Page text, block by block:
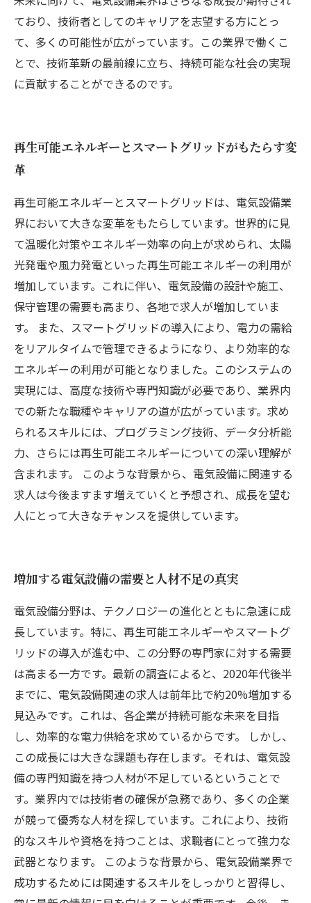
ており、技術者としてのキャリアを志望する方にとっ
て、多くの可能性が広がっています。この業界で働くこ
とで、技術革新の最前線に立ち、持続可能な社会の実現
に貢献することができるのです。
再生可能エネルギーとスマートグリッドがもたらす変
革
再生可能エネルギーとスマートグリッドは、電気設備業
界において大きな変革をもたらしています。世界的に見
て温暖化対策やエネルギー効率の向上が求められ、太陽
光発電や風力発電といった再生可能エネルギーの利用が
増加しています。これに伴い、電気設備の設計や施工、
保守管理の需要も高まり、各地で求人が増加していま
す。 また、スマートグリッドの導入により、電力の需給
をリアルタイムで管理できるようになり、より効率的な
エネルギーの利用が可能となりました。このシステムの
実現には、高度な技術や専門知識が必要であり、業界内
での新たな職種やキャリアの道が広がっています。求め
られるスキルには、プログラミング技術、データ分析能
力、さらには再生可能エネルギーについての深い理解が
含まれます。 このような背景から、電気設備に関連する
求人は今後ますます増えていくと予想され、成長を望む
人にとって大きなチャンスを提供しています。
増加する電気設備の需要と人材不足の真実
電気設備分野は、テクノロジーの進化とともに急速に成
長しています。特に、再生可能エネルギーやスマートグ
リッドの導入が進む中、この分野の専門家に対する需要
は高まる一方です。最新の調査によると、2020年代後半
までに、電気設備関連の求人は前年比で約20%増加する
見込みです。これは、各企業が持続可能な未来を目指
し、効率的な電力供給を求めているからです。 しかし、
この成長には大きな課題も存在します。それは、電気設
備の専門知識を持つ人材が不足しているということで
す。業界内では技術者の確保が急務であり、多くの企業
が競って優秀な人材を探しています。これにより、技術
的なスキルや資格を持つことは、求職者にとって強力な
武器となります。 このような背景から、電気設備業界で
成功するためには関連するスキルをしっかりと習得し、